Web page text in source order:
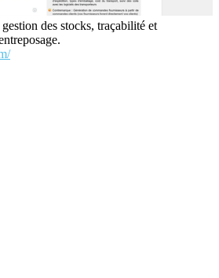
des stocks, traçabilité et